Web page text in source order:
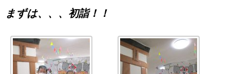
まずは、、、初詣！！